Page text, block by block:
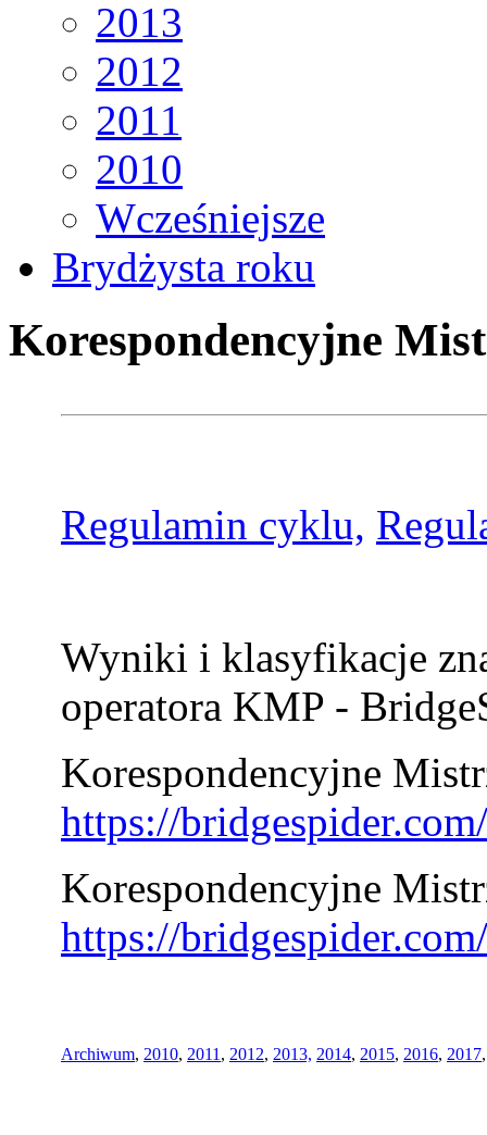
2013
2012
2011
2010
Wcześniejsze
Brydżysta roku
Korespondencyjne
Regulamin cyklu,
Wyniki i klasyfikacje
operatora KMP -
Korespondencyjne
https://
Korespondencyjne
https://
Archiwum, 2010, 2011 , 2012, 2013, 2014, 2015, 2016, 2017